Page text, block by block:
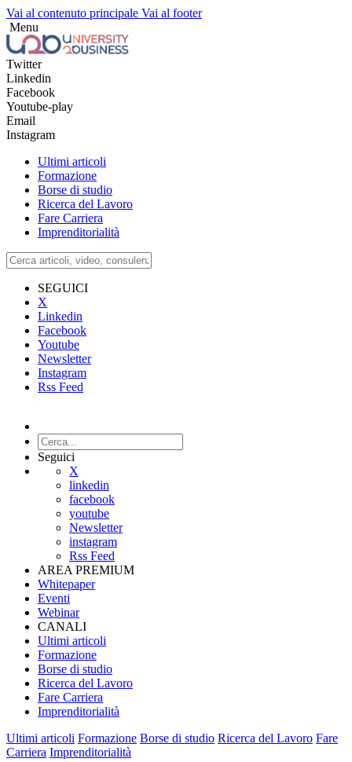
Vai al contenuto principale Vai al footer
Menu
Twitter
Linkedin
Facebook
Youtube-play
Email
Instagram
Ultimi articoli
Formazione
Borse di studio
Ricerca del Lavoro
Fare Carriera
Imprenditorialità
SEGUICI
X
Linkedin
Facebook
Youtube
Newsletter
Instagram
Rss Feed
Seguici
X
linkedin
facebook
youtube
Newsletter
instagram
Rss Feed
AREA PREMIUM
Whitepaper
Eventi
Webinar
CANALI
Ultimi articoli
Formazione
Borse di studio
Ricerca del Lavoro
Fare Carriera
Imprenditorialità
Ultimi articoli Formazione Borse di studio Ricerca del Lavoro Fare
Carriera Imprenditorialità